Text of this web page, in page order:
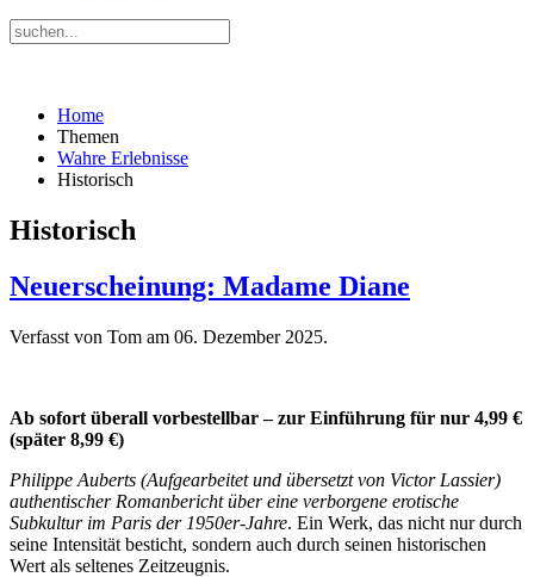
Home
Themen
Wahre Erlebnisse
Historisch
Historisch
Neuerscheinung: Madame Diane
Verfasst von Tom am 06. Dezember 2025.
Ab sofort überall vorbestellbar – zur Einführung für nur 4,99 €
(später 8,99 €)
Philippe Auberts (Aufgearbeitet und übersetzt von Victor Lassier)
authentischer Romanbericht über eine verborgene erotische
Subkultur im Paris der 1950er-Jahre. Ein Werk, das nicht nur durch
seine Intensität besticht, sondern auch durch seinen historischen
Wert als seltenes Zeitzeugnis.